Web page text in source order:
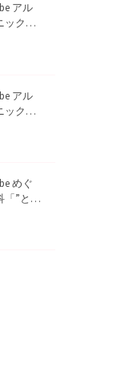
アル
ック札
向いて
アル
ック札
リバ
めぐ
「”とお
答え